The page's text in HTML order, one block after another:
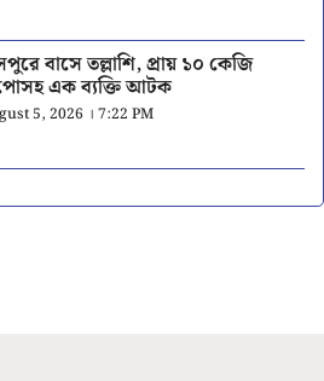
বাসে তল্লাশি, প্রায় ১০ কেজি
এক ব্যক্তি আটক
5, 2026 । 7:22 PM